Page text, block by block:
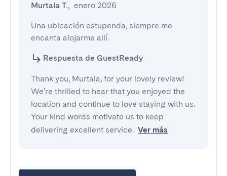
Murtala T., enero 2026
Una ubicación estupenda, siempre me
encanta alojarme allí.
Respuesta de GuestReady
Thank you, Murtala, for your lovely review!
We’re thrilled to hear that you enjoyed the
location and continue to love staying with us.
Your kind words motivate us to keep
delivering excellent service. Ver más